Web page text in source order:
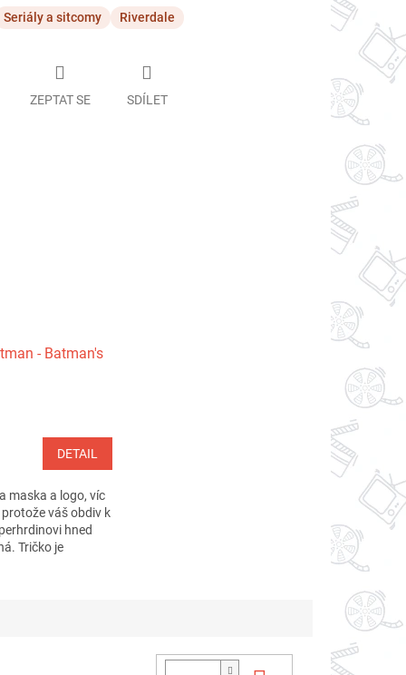
Seriály a sitcomy Riverdale
ZEPTAT SE SDÍLET
- Batman's
DETAIL
maska a logo, víc
váš obdiv k
hned
Tričko je